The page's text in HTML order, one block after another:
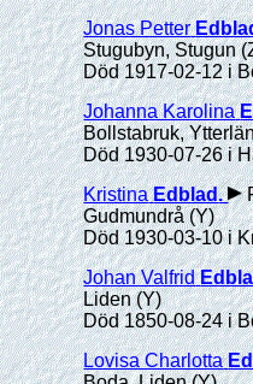
Jonas Petter
Stugubyn, Stugun
Död 1917-02-12 i
Johanna Karolina
Bollstabruk,
Död 1930-07-26 i
Kristina Edblad.
Gudmundrå (Y)
Död 1930-03-10 i
Johan Valfrid
Liden (Y)
Död 1850-08-24 i
Lovisa Charlotta